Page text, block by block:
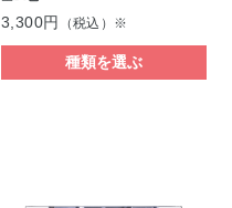
3,300円 （税込）※
種類を選ぶ